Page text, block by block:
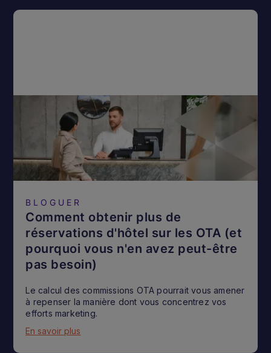
BLOGUER
Comment obtenir plus de
réservations d'hôtel sur les OTA (et
pourquoi vous n'en avez peut-être
pas besoin)
Le calcul des commissions OTA pourrait vous amener
à repenser la manière dont vous concentrez vos
efforts marketing.
En savoir plus